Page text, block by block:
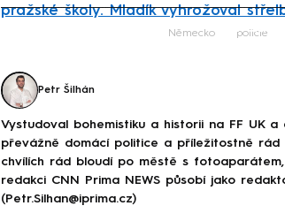
pražské školy. Mladík vyhrožoval
Německo policie
Petr Šilhán
Vystudoval bohemistiku a historii na FF UK a
převážně domácí politice a příležitostně rád
chvílích rád bloudí po městě s
redakci CNN Prima NEWS působí jako
(Petr.Silhan@iprima.cz)